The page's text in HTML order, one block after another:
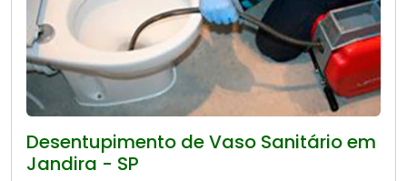
Desentupimento de Vaso Sanitário em
Jandira - SP